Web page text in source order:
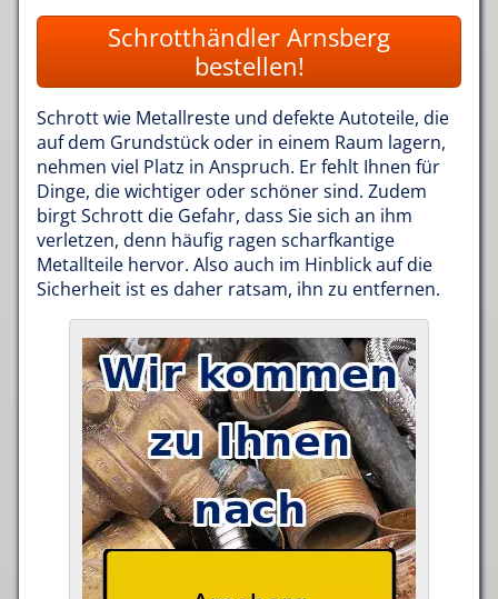
Schrotthändler Arnsberg
bestellen!
Schrott wie Metallreste und defekte Autoteile, die
auf dem Grundstück oder in einem Raum lagern,
nehmen viel Platz in Anspruch. Er fehlt Ihnen für
Dinge, die wichtiger oder schöner sind. Zudem
birgt Schrott die Gefahr, dass Sie sich an ihm
verletzen, denn häufig ragen scharfkantige
Metallteile hervor. Also auch im Hinblick auf die
Sicherheit ist es daher ratsam, ihn zu entfernen.